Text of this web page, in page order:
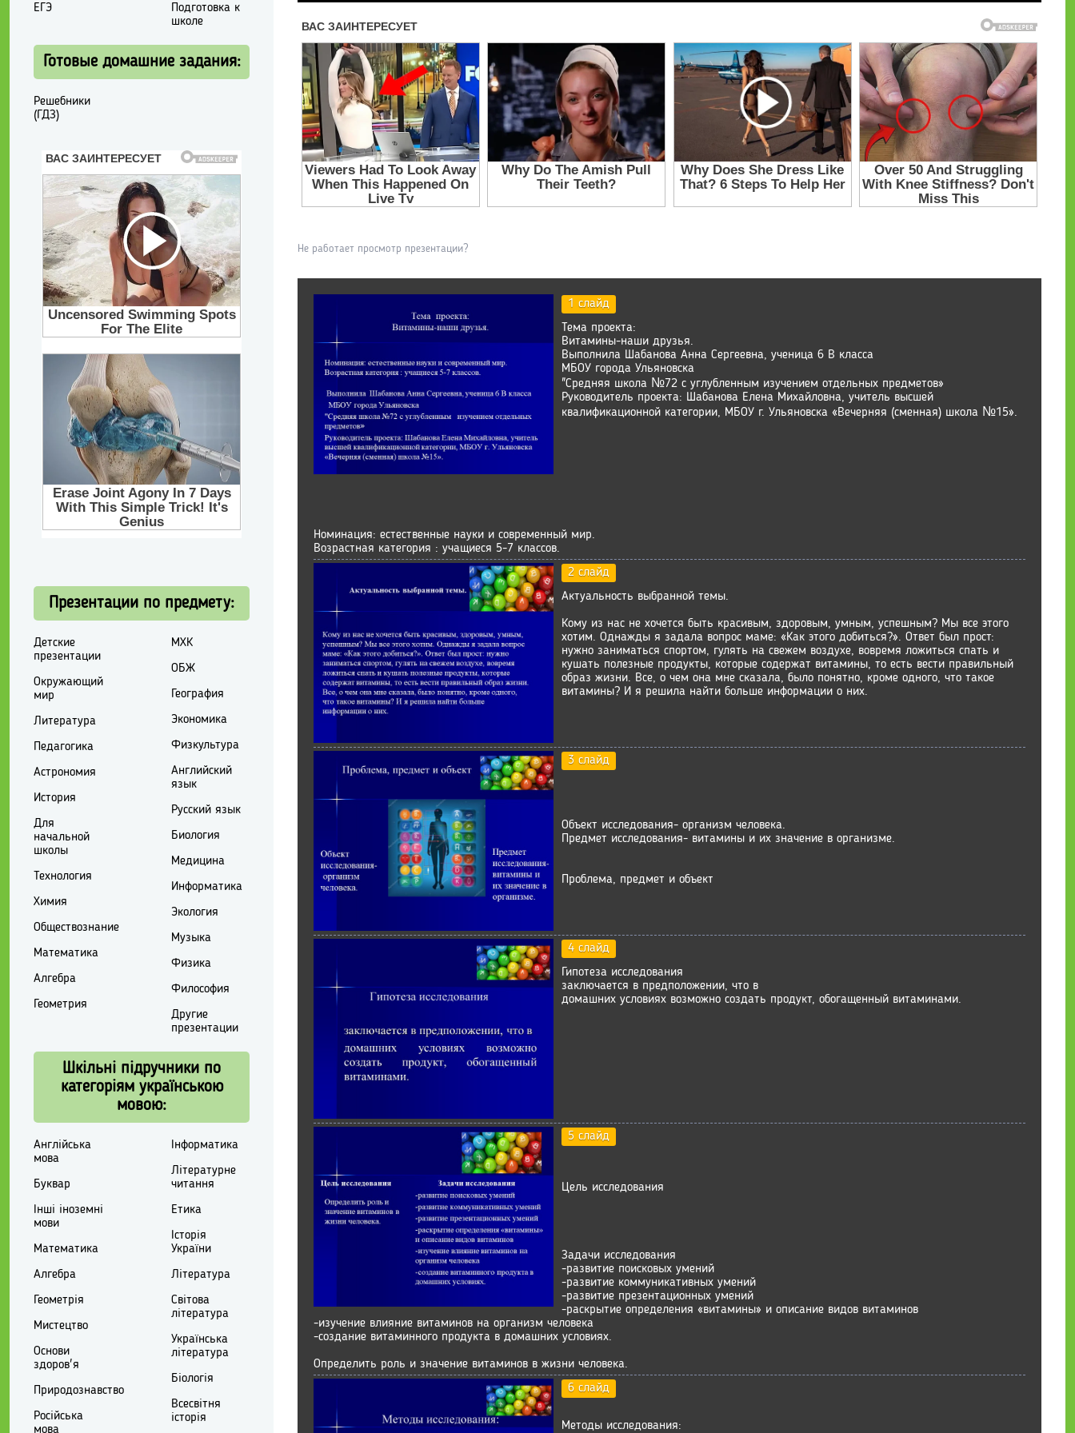
Не работает просмотр презентации?
1 слайд
Тема проекта:
Витамины-наши друзья.
Выполнила Шабанова Анна Сергеевна, ученица 6 В класса
МБОУ города Ульяновска
"Средняя школа №72 с углубленным изучением отдельных предметов»
Руководитель проекта: Шабанова Елена Михайловна, учитель высшей
квалификационной категории, МБОУ г. Ульяновска «Вечерняя (сменная) школа №15».
Номинация: естественные науки и современный мир.
Возрастная категория : учащиеся 5-7 классов.
2 слайд
Актуальность выбранной темы.
Кому из нас не хочется быть красивым, здоровым, умным, успешным? Мы все этого
хотим. Однажды я задала вопрос маме: «Как этого добиться?». Ответ был прост:
нужно заниматься спортом, гулять на свежем воздухе, вовремя ложиться спать и
кушать полезные продукты, которые содержат витамины, то есть вести правильный
образ жизни. Все, о чем она мне сказала, было понятно, кроме одного, что такое
витамины? И я решила найти больше информации о них.
3 слайд
Объект исследования- организм человека.
Предмет исследования- витамины и их значение в организме.
Проблема, предмет и объект
4 слайд
Гипотеза исследования
заключается в предположении, что в
домашних условиях возможно создать продукт, обогащенный витаминами.
5 слайд
Цель исследования
Задачи исследования
-развитие поисковых умений
-развитие коммуникативных умений
-развитие презентационных умений
-раскрытие определения «витамины» и описание видов витаминов
-изучение влияние витаминов на организм человека
-создание витаминного продукта в домашних условиях.
Определить роль и значение витаминов в жизни человека.
6 слайд
Методы исследования:
ЕГЭ
Подготовка к
школе
Готовые домашние задания:
Решебники
(ГДЗ)
Презентации по предмету:
Детские
презентации
Окружающий
мир
Литература
Педагогика
Астрономия
История
Для
начальной
школы
Технология
Химия
Обществознание
Математика
Алгебра
Геометрия
МХК
ОБЖ
География
Экономика
Физкультура
Английский
язык
Русский язык
Биология
Медицина
Информатика
Экология
Музыка
Физика
Философия
Другие
презентации
Шкільні підручники по
категоріям українською
мовою:
Англійська
мова
Буквар
Інші іноземні
мови
Математика
Алгебра
Геометрія
Мистецтво
Основи
здоров'я
Природознавство
Російська
мова
Інформатика
Літературне
читання
Етика
Історія
України
Література
Світова
література
Українська
література
Біологія
Всесвітня
історія